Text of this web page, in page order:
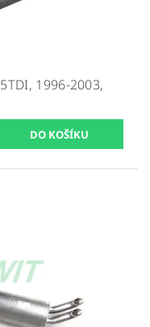
1996-2003,